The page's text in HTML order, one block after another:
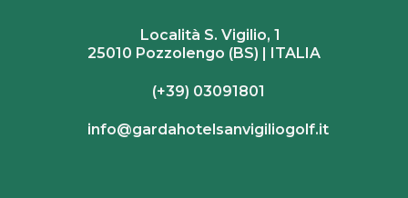
Località S. Vigilio, 1
25010 Pozzolengo (BS) | ITALIA
(+39) 03091801
info@gardahotelsanvigiliogolf.it